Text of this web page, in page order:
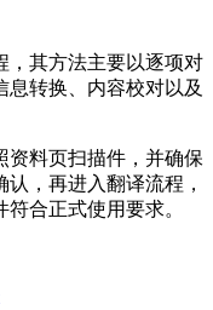
，其方法主要以逐项对
息转换、内容校对以及
资料页扫描件，并确保
，再进入翻译流程，
合正式使用要求。